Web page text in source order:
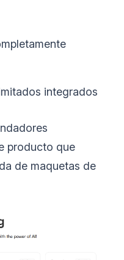
integrados
producto que
de maquetas de